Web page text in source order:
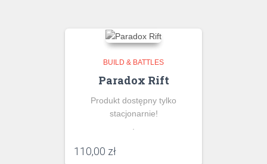
BUILD & BATTLES
Paradox Rift
Produkt dostępny tylko
stacjonarnie!
110,00 zł